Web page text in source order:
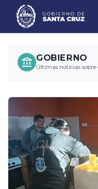
GOBIERNO
Últimas noticias sobre